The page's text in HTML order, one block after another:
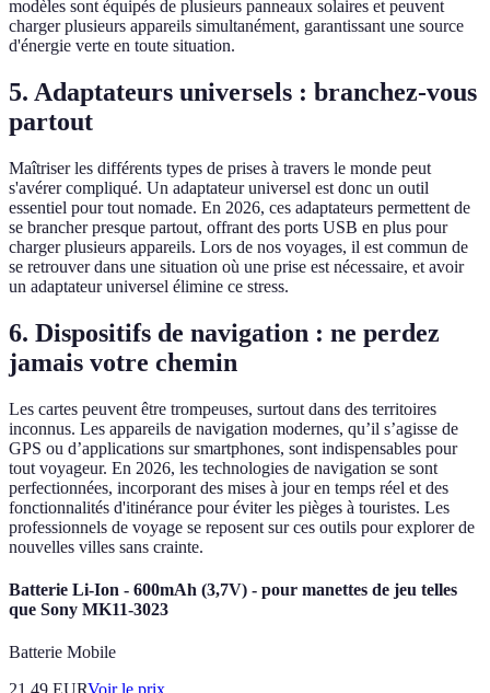
modèles sont équipés de plusieurs panneaux solaires et peuvent
charger plusieurs appareils simultanément, garantissant une source
d'énergie verte en toute situation.
5. Adaptateurs universels : branchez-vous
partout
Maîtriser les différents types de prises à travers le monde peut
s'avérer compliqué. Un adaptateur universel est donc un outil
essentiel pour tout nomade. En 2026, ces adaptateurs permettent de
se brancher presque partout, offrant des ports USB en plus pour
charger plusieurs appareils. Lors de nos voyages, il est commun de
se retrouver dans une situation où une prise est nécessaire, et avoir
un adaptateur universel élimine ce stress.
6. Dispositifs de navigation : ne perdez
jamais votre chemin
Les cartes peuvent être trompeuses, surtout dans des territoires
inconnus. Les appareils de navigation modernes, qu’il s’agisse de
GPS ou d’applications sur smartphones, sont indispensables pour
tout voyageur. En 2026, les technologies de navigation se sont
perfectionnées, incorporant des mises à jour en temps réel et des
fonctionnalités d'itinérance pour éviter les pièges à touristes. Les
professionnels de voyage se reposent sur ces outils pour explorer de
nouvelles villes sans crainte.
Batterie Li-Ion - 600mAh (3,7V) - pour manettes de jeu telles
que Sony MK11-3023
Batterie Mobile